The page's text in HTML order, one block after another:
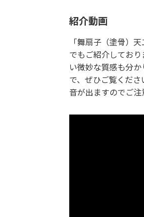
紹介動画
「舞扇子（塗骨）
でもご紹介してお
い微妙な質感も分
で、ぜひご覧くだ
音が出ますのでご注